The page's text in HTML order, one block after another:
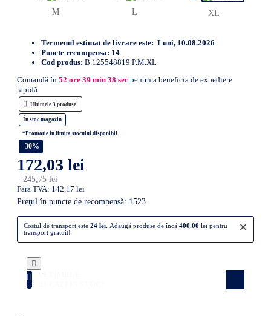
M L XL
Termenul estimat de livrare este: Luni, 10.08.2026
Puncte recompensa: 14
Cod produs: B.125548819.P.M.XL
Comandă în 52 ore 39 min 37 sec pentru a beneficia de expediere
rapidă
Ultimele 3 produse!
În stoc magazin
*Promotie in limita stocului disponibil
-30%
172,03 lei
245,75 lei
Fără TVA: 142,17 lei
Preţul în puncte de recompensă: 1523
×
Costul de transport este 24 lei. Adaugă produse de încă 400.00 lei pentru
transport gratuit!